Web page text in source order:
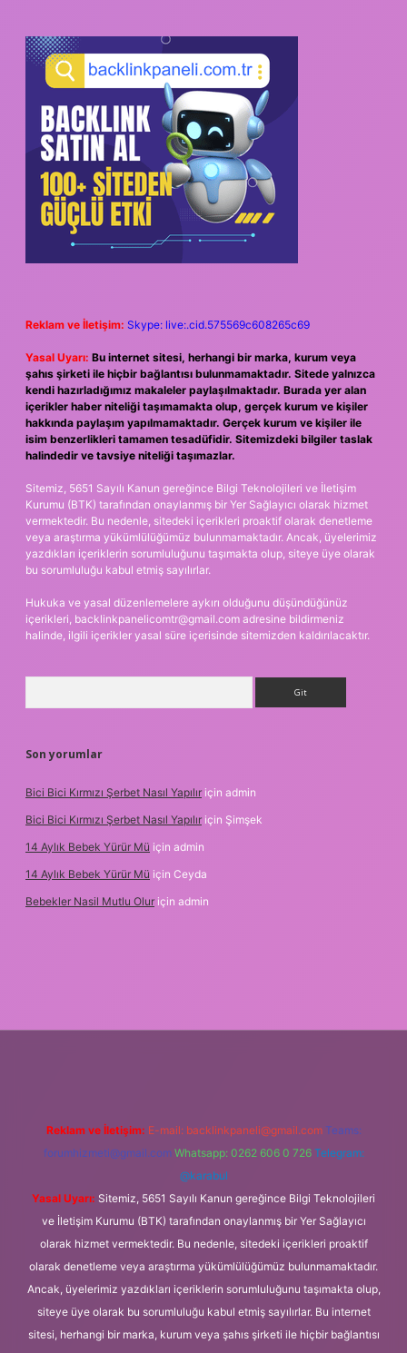
Reklam ve İletişim: Skype: live:.cid.575569c608265c69
Yasal Uyarı: Bu internet sitesi, herhangi bir marka, kurum veya
şahıs şirketi ile hiçbir bağlantısı bulunmamaktadır. Sitede yalnızca
kendi hazırladığımız makaleler paylaşılmaktadır. Burada yer alan
içerikler haber niteliği taşımamakta olup, gerçek kurum ve kişiler
hakkında paylaşım yapılmamaktadır. Gerçek kurum ve kişiler ile
isim benzerlikleri tamamen tesadüfidir. Sitemizdeki bilgiler taslak
halindedir ve tavsiye niteliği taşımazlar.
Sitemiz, 5651 Sayılı Kanun gereğince Bilgi Teknolojileri ve İletişim
Kurumu (BTK) tarafından onaylanmış bir Yer Sağlayıcı olarak hizmet
vermektedir. Bu nedenle, sitedeki içerikleri proaktif olarak denetleme
veya araştırma yükümlülüğümüz bulunmamaktadır. Ancak, üyelerimiz
yazdıkları içeriklerin sorumluluğunu taşımakta olup, siteye üye olarak
bu sorumluluğu kabul etmiş sayılırlar.
Hukuka ve yasal düzenlemelere aykırı olduğunu düşündüğünüz
içerikleri, backlinkpanelicomtr@gmail.com adresine bildirmeniz
halinde, ilgili içerikler yasal süre içerisinde sitemizden kaldırılacaktır.
Son yorumlar
Bici Bici Kırmızı Şerbet Nasıl Yapılır için admin
Bici Bici Kırmızı Şerbet Nasıl Yapılır için Şimşek
14 Aylık Bebek Yürür Mü için admin
14 Aylık Bebek Yürür Mü için Ceyda
Bebekler Nasil Mutlu Olur için admin
Reklam ve İletişim: E-mail: backlinkpaneli@gmail.com Teams:
forumhizmeti@gmail.com Whatsapp: 0262 606 0 726 Telegram:
@karabul
Yasal Uyarı: Sitemiz, 5651 Sayılı Kanun gereğince Bilgi Teknolojileri
ve İletişim Kurumu (BTK) tarafından onaylanmış bir Yer Sağlayıcı
olarak hizmet vermektedir. Bu nedenle, sitedeki içerikleri proaktif
olarak denetleme veya araştırma yükümlülüğümüz bulunmamaktadır.
Ancak, üyelerimiz yazdıkları içeriklerin sorumluluğunu taşımakta olup,
siteye üye olarak bu sorumluluğu kabul etmiş sayılırlar. Bu internet
sitesi, herhangi bir marka, kurum veya şahıs şirketi ile hiçbir bağlantısı